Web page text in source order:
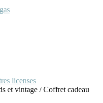
licenses
et vintage /Coffret cadeau